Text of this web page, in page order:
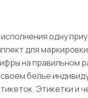
одну
для
на правильном
белье
Этикетки и